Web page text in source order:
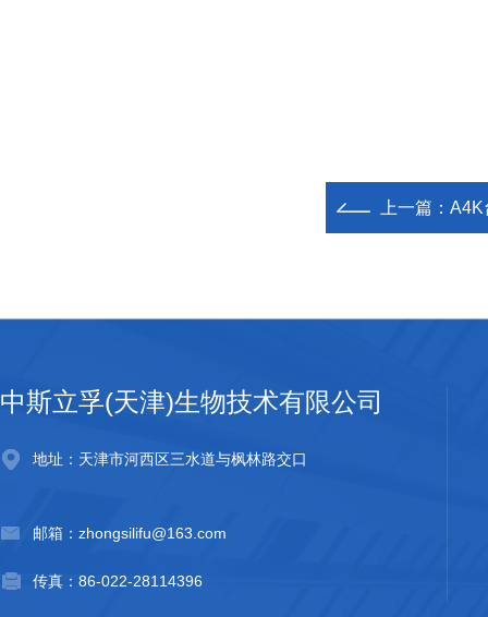
上一篇： A4K
中斯立孚(天津)生物技术有限公司
地址：天津市河西区三水道与枫林路交口
邮箱：zhongsilifu@163.com
传真：86-022-28114396